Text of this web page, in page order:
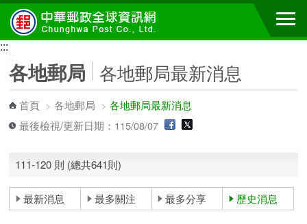
跳到主要內容區塊
:::
各地郵局 各地郵局最新消息
首頁 >各地郵局 >各地郵局最新消息
最後檢視/更新日期：115/08/07
111-120 則 (總共641則)
最新消息 最多關注 最多分享 歷史消息